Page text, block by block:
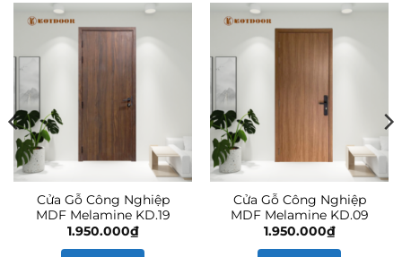
Cửa Gỗ Công Nghiệp
MDF Melamine KD.19
1.950.000₫
Cửa Gỗ Công Nghiệp
MDF Melamine KD.09
1.950.000₫